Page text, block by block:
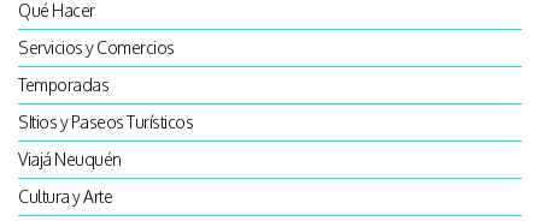
Qué Hacer
Servicios y Comercios
Temporadas
SItios y Paseos Turísticos
Viajá Neuquén
Cultura y Arte